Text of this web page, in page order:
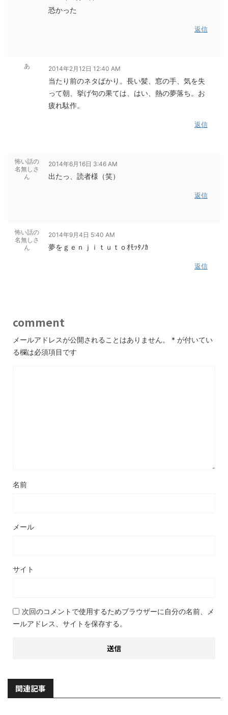
恐かった
返信
あ 2014年2月12日 12:40 AM
当たり前のネタばかり。長い髪、窓の手、気を失
って朝、挙げ句の果ては、はい、熱の夢落ち。お
疲れ駄作。
返信
怖い話の
名無しさ
ん
2014年6月16日 3:46 AM
出たっ、読者様（笑）
返信
怖い話の
名無しさ
ん
2014年9月4日 5:40 AM
夢をｇｅｎｊｉｔｕｔｏｵﾓｯﾀﾉｶ
返信
comment
メールアドレスが公開されることはありません。 * が付いてい
る欄は必須項目です
名前
メール
サイト
次回のコメントで使用するためブラウザーに自分の名前、メ
ールアドレス、サイトを保存する。
関連記事